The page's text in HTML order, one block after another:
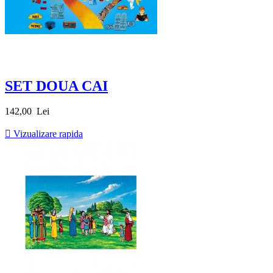
SET DOUA CAI
Pret
142,00 Lei
 Vizualizare rapida